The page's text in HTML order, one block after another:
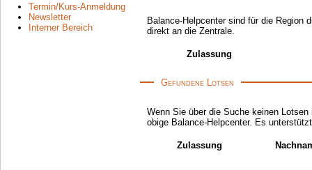
Termin/Kurs-Anmeldung
Newsletter
Interner Bereich
Balance-Helpcenter sind für die Region
direkt an die Zentrale.
Zulassung
Gefundene Lotsen
Wenn Sie über die Suche keinen
obige Balance-Helpcenter. Es
Zulassung